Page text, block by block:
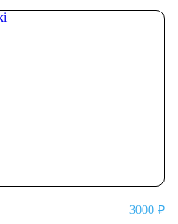
3000 ₽